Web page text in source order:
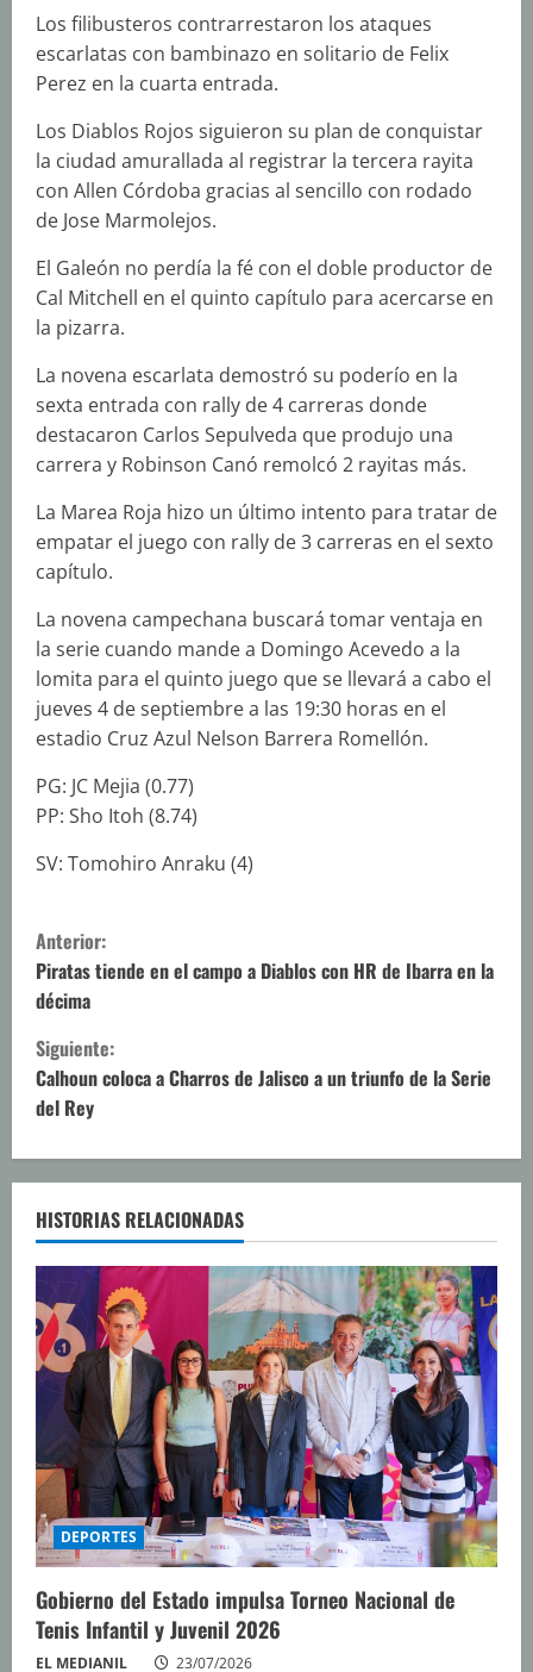
Los filibusteros contrarrestaron los ataques
escarlatas con bambinazo en solitario de Felix
Perez en la cuarta entrada.
Los Diablos Rojos siguieron su plan de conquistar
la ciudad amurallada al registrar la tercera rayita
con Allen Córdoba gracias al sencillo con rodado
de Jose Marmolejos.
El Galeón no perdía la fé con el doble productor de
Cal Mitchell en el quinto capítulo para acercarse en
la pizarra.
La novena escarlata demostró su poderío en la
sexta entrada con rally de 4 carreras donde
destacaron Carlos Sepulveda que produjo una
carrera y Robinson Canó remolcó 2 rayitas más.
La Marea Roja hizo un último intento para tratar de
empatar el juego con rally de 3 carreras en el sexto
capítulo.
La novena campechana buscará tomar ventaja en
la serie cuando mande a Domingo Acevedo a la
lomita para el quinto juego que se llevará a cabo el
jueves 4 de septiembre a las 19:30 horas en el
estadio Cruz Azul Nelson Barrera Romellón.
PG: JC Mejia (0.77)
PP: Sho Itoh (8.74)
SV: Tomohiro Anraku (4)
S
i
g
u
e
l
e
y
e
n
d
o
Anterior:
Piratas tiende en el campo a Diablos con HR de Ibarra en la
décima
Siguiente:
Calhoun coloca a Charros de Jalisco a un triunfo de la Serie
del Rey
HISTORIAS RELACIONADAS
DEPORTES
Gobierno del Estado impulsa Torneo Nacional de
Tenis Infantil y Juvenil 2026
EL MEDIANIL 23/07/2026